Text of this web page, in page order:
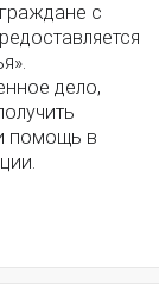
с
дело,
помощь в